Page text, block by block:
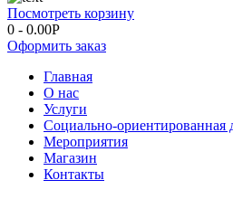
Посмотреть корзину
0 - 0.00Р
Оформить заказ
Главная
О нас
Услуги
Социально-ориентированная
Мероприятия
Магазин
Контакты